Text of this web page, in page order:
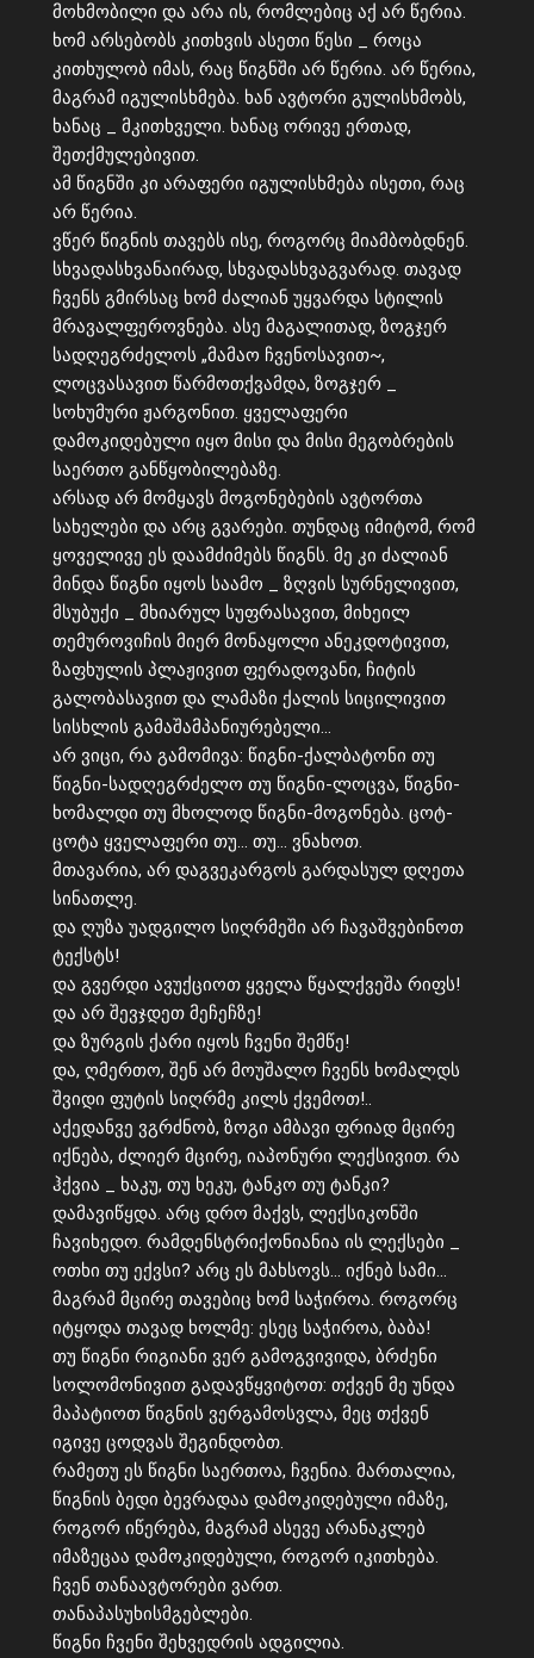
მოხმობილი და არა ის, რომლებიც აქ არ წერია.
ხომ არსებობს კითხვის ასეთი წესი _ როცა
კითხულობ იმას, რაც წიგნში არ წერია. არ წერია,
მაგრამ იგულისხმება. ხან ავტორი გულისხმობს,
ხანაც _ მკითხველი. ხანაც ორივე ერთად,
შეთქმულებივით.
ამ წიგნში კი არაფერი იგულისხმება ისეთი, რაც
არ წერია.
ვწერ წიგნის თავებს ისე, როგორც მიამბობდნენ.
სხვადასხვანაირად, სხვადასხვაგვარად. თავად
ჩვენს გმირსაც ხომ ძალიან უყვარდა სტილის
მრავალფეროვნება. ასე მაგალითად, ზოგჯერ
სადღეგრძელოს „მამაო ჩვენოსავით~,
ლოცვასავით წარმოთქვამდა, ზოგჯერ _
სოხუმური ჟარგონით. ყველაფერი
დამოკიდებული იყო მისი და მისი მეგობრების
საერთო განწყობილებაზე.
არსად არ მომყავს მოგონებების ავტორთა
სახელები და არც გვარები. თუნდაც იმიტომ, რომ
ყოველივე ეს დაამძიმებს წიგნს. მე კი ძალიან
მინდა წიგნი იყოს საამო _ ზღვის სურნელივით,
მსუბუქი _ მხიარულ სუფრასავით, მიხეილ
თემუროვიჩის მიერ მონაყოლი ანეკდოტივით,
ზაფხულის პლაჟივით ფერადოვანი, ჩიტის
გალობასავით და ლამაზი ქალის სიცილივით
სისხლის გამაშამპანიურებელი…
არ ვიცი, რა გამომივა: წიგნი-ქალბატონი თუ
წიგნი-სადღეგრძელო თუ წიგნი-ლოცვა, წიგნი-
ხომალდი თუ მხოლოდ წიგნი-მოგონება. ცოტ-
ცოტა ყველაფერი თუ… თუ… ვნახოთ.
მთავარია, არ დაგვეკარგოს გარდასულ დღეთა
სინათლე.
და ღუზა უადგილო სიღრმეში არ ჩავაშვებინოთ
ტექსტს!
და გვერდი ავუქციოთ ყველა წყალქვეშა რიფს!
და არ შევჯდეთ მეჩეჩზე!
და ზურგის ქარი იყოს ჩვენი შემწე!
და, ღმერთო, შენ არ მოუშალო ჩვენს ხომალდს
შვიდი ფუტის სიღრმე კილს ქვემოთ!..
აქედანვე ვგრძნობ, ზოგი ამბავი ფრიად მცირე
იქნება, ძლიერ მცირე, იაპონური ლექსივით. რა
ჰქვია _ ხაკუ, თუ ხეკუ, ტანკო თუ ტანკი?
დამავიწყდა. არც დრო მაქვს, ლექსიკონში
ჩავიხედო. რამდენსტრიქონიანია ის ლექსები _
ოთხი თუ ექვსი? არც ეს მახსოვს… იქნებ სამი…
მაგრამ მცირე თავებიც ხომ საჭიროა. როგორც
იტყოდა თავად ხოლმე: ესეც საჭიროა, ბაბა!
თუ წიგნი რიგიანი ვერ გამოგვივიდა, ბრძენი
სოლომონივით გადავწყვიტოთ: თქვენ მე უნდა
მაპატიოთ წიგნის ვერგამოსვლა, მეც თქვენ
იგივე ცოდვას შეგინდობთ.
რამეთუ ეს წიგნი საერთოა, ჩვენია. მართალია,
წიგნის ბედი ბევრადაა დამოკიდებული იმაზე,
როგორ იწერება, მაგრამ ასევე არანაკლებ
იმაზეცაა დამოკიდებული, როგორ იკითხება.
ჩვენ თანაავტორები ვართ.
თანაპასუხისმგებლები.
წიგნი ჩვენი შეხვედრის ადგილია.